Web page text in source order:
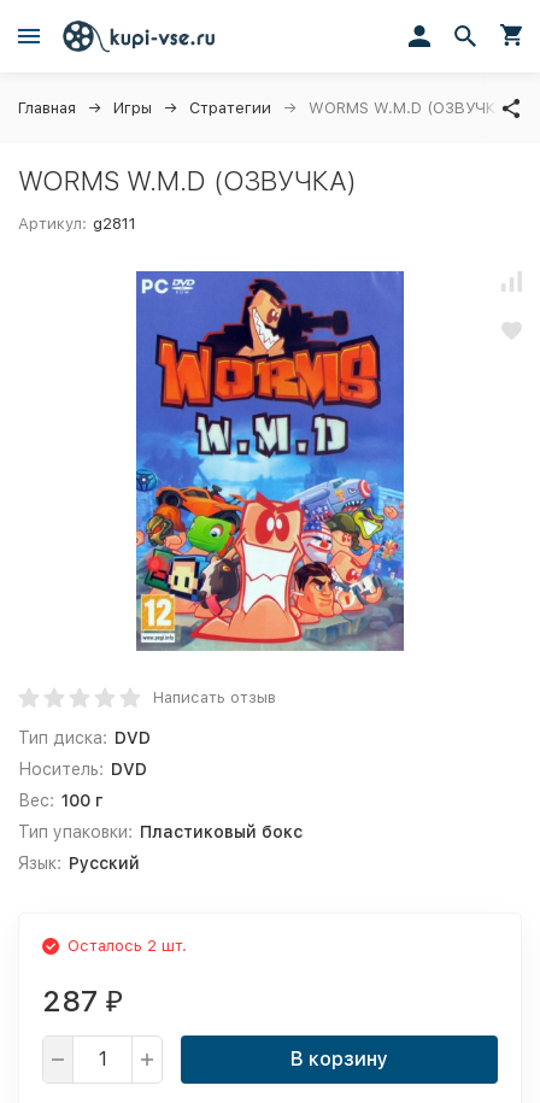
Главная Игры Стратегии WORMS W.M.D (ОЗВУЧКА)
WORMS W.M.D (ОЗВУЧКА)
Артикул: g2811
Написать отзыв
Тип диска: DVD
Носитель: DVD
Вес: 100 г
Тип упаковки: Пластиковый бокс
Язык: Русский
Осталось 2 шт.
287 ₽
В корзину